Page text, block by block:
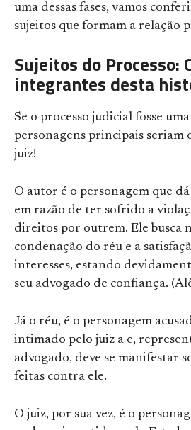
uma dessas fases, vamos
sujeitos que formam a relação
Sujeitos do Processo:
integrantes desta
Se o processo judicial fosse
personagens principais seriam
juiz!
O autor é o personagem que
em razão de ter sofrido a
direitos por outrem. Ele busca
condenação do réu e a
interesses, estando
seu advogado de confiança.
Já o réu, é o personagem
intimado pelo juiz a e,
advogado, deve se manifestar
feitas contra ele.
O juiz, por sua vez, é o